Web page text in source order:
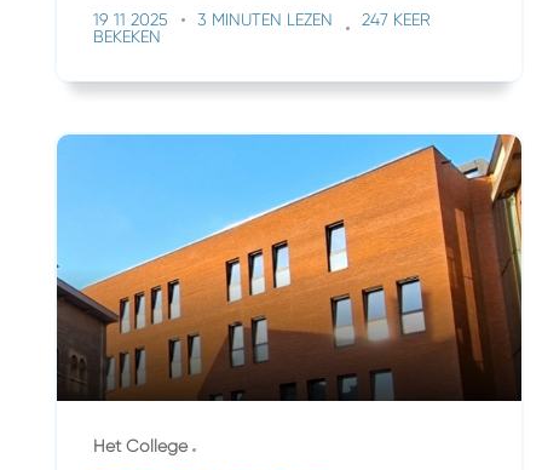
19 11 2025 3 MINUTEN LEZEN
247 KEER
BEKEKEN
Het College